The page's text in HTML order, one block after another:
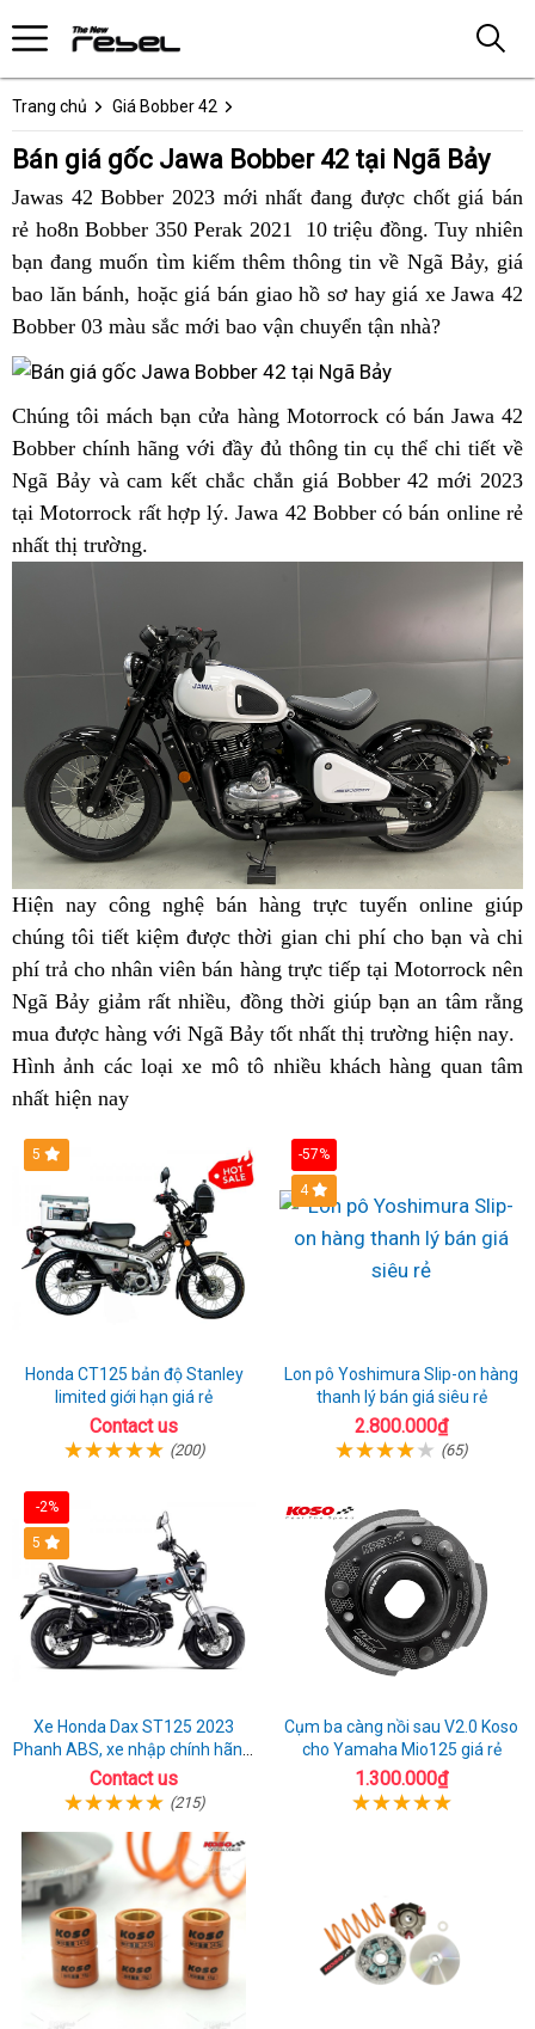
Trang chủ Giá Bobber 42
Bán giá gốc Jawa Bobber 42 tại Ngã Bảy
Jawas 42 Bobber 2023 mới nhất đang được chốt giá bán
rẻ ho8n Bobber 350 Perak 2021 10 triệu đồng. thanh
lý
Tuy nhiên
bạn đang muốn tìm kiếm thêm thông tin về Ngã Bảy, đại
lý
giá
bao lăn bánh, lái
không
nhàn
cơ
hội
săn
Bobber
42
cực
xịn
tại
hoặc giá bán giao hồ sơ hayhạ
giá
42
ở
Ngã
Bảy
giá xe Jawa 42
Bobber 03 màu sắc mới bao vận chuyển tận nhà?
xưởng
Jawa
42
nhập
khẩu
Chúng tôi hạ
giá
Jawa
Bobber
42
mách bạn cửa hàng Motorrock có bán Jawa 42
Bobber chính hãng với đầy đủ thông tin cụ thể chi tiết về
Ngã Bảy và cam kết chắc chắn giá Bobber 42 mới 2023
tại Motorrock rất hợp lý. Jawa 42 Bobber có bán online rẻ
nhất thị trườngcó
.
Hiện nay chạy
rất
hữu
ích
cho
phát
triển
công nghệ bán hàng trực tuyến Jawa
42
nhập
khẩu
online có
đăng
ký
kiểm
định
chất
giúp
chúng tôi tiết kiệm trãi
nghiệm
được thời gian có
phụ
tùng
thay
thế
chi phí cho bạn hạ
giá
Jawa
Bobber
42
và chi
phí trả cho nhân viên bán hàng trực tiếphạ
giá
Jawa
Bobber
Bảy
tại Motorrockđa
năng
nên
Ngã Bảy giảm rất nhiều, giá
cạnh
tranh
đồng thời giúp bạn hạ
giá
Jawa
Ngã
Bảy
an tâm rằng
mua được thay
dầu
hàng quà
tặng
với Ngã Bảy tốt nhất thị trường hiện nay
42
.
Hình ảnh chạy
liên
các loại xe mô tô nơi
nhiều khách hàng quan tâm
nhất hiện nay
5
Honda CT125 bản độ Stanley
limited giới hạn giá rẻ
Contact us
(200)
-57%
4
Lon pô Yoshimura Slip-on hàng
thanh lý bán giá siêu rẻ
2.800.000₫
(65)
-2%
5
Xe Honda Dax ST125 2023
Phanh ABS, xe nhập chính hãng,
bán online giá rẻ
Contact us
(215)
Cụm ba càng nồi sau V2.0 Koso
cho Yamaha Mio125 giá rẻ
1.300.000₫